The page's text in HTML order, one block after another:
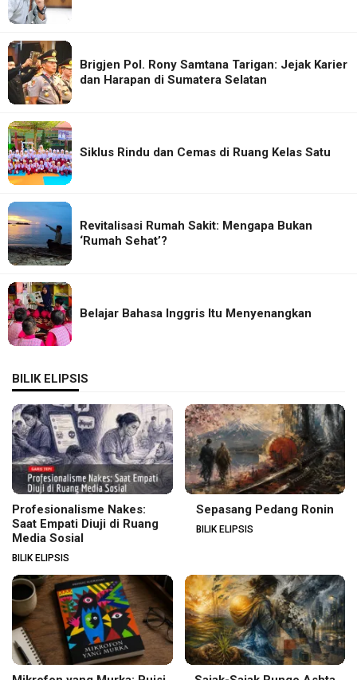
Brigjen Pol. Rony Samtana Tarigan: Jejak Karier
dan Harapan di Sumatera Selatan
Siklus Rindu dan Cemas di Ruang Kelas Satu
Revitalisasi Rumah Sakit: Mengapa Bukan
‘Rumah Sehat’?
Belajar Bahasa Inggris Itu Menyenangkan
BILIK ELIPSIS
Profesionalisme Nakes:
Saat Empati Diuji di Ruang
Media Sosial
BILIK ELIPSIS
Sepasang Pedang Ronin
BILIK ELIPSIS